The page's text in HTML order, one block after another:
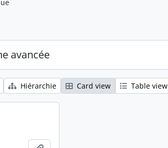
avancée
Hiérarchie Card view Table view